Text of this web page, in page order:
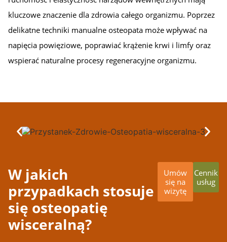
kluczowe znaczenie dla zdrowia całego organizmu. Poprzez
delikatne techniki manualne osteopata może wpływać na
napięcia powięziowe, poprawiać krążenie krwi i limfy oraz
wspierać naturalne procesy regeneracyjne organizmu.
W jakich
przypadkach stosuje
się osteopatię
wisceralną?
Umów
się na
wizytę
Cennik
usług